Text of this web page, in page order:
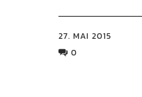
27. MAI 2015
0